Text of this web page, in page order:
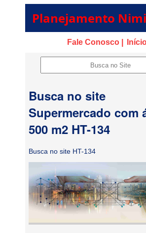
Planejamento
Fale Conosco |
Busca no site
Supermercado com
500 m2 HT-134
Busca no site HT-134